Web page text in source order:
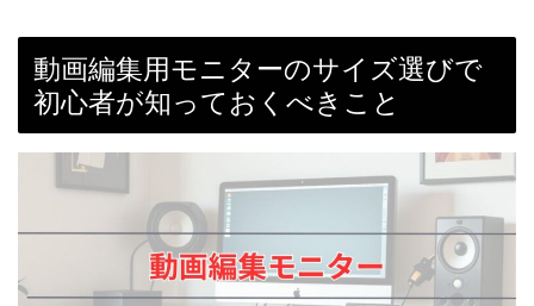
動画編集用モニターのサイズ選びで
初心者が知っておくべきこと